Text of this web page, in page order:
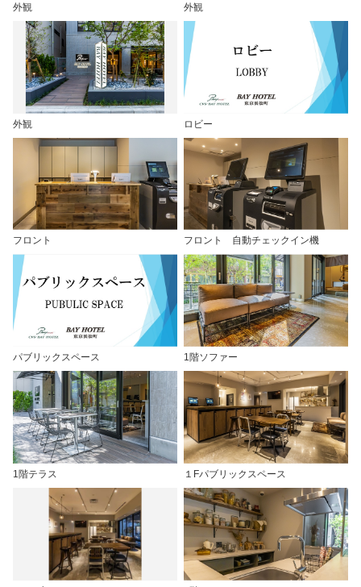
外観 外観
外観 ロビー
フロント フロント 自動チェックイン機
パブリックスペース 1階ソファー
1階テラス １Fパブリックスペース